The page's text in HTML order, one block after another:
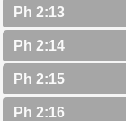
Ph 2:13
Ph 2:14
Ph 2:15
Ph 2:16